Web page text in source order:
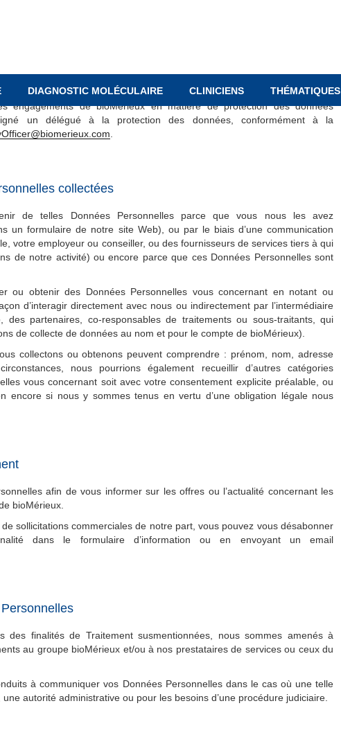
DIAGNOSTIC MOLÉCULAIRE CLINICIENS THÉMATIQUES
Personnelles de manière loyale et transparente. A cet égard, afin de
engagements de bioMérieux en matière de protection des données
un délégué à la protection des données, conformément à la
collectées
de telles Données Personnelles parce que vous nous les avez
un formulaire de notre site Web), ou par le biais d’une communication
votre employeur ou conseiller, ou des fournisseurs de services tiers à qui
de notre activité) ou encore parce que ces Données Personnelles sont
ou obtenir des Données Personnelles vous concernant en notant ou
d’interagir directement avec nous ou indirectement par l’intermédiaire
des partenaires, co-responsables de traitements ou sous-traitants, qui
de collecte de données au nom et pour le compte de bioMérieux).
collectons ou obtenons peuvent comprendre : prénom, nom, adresse
nous pourrions également recueillir d’autres catégories
vous concernant soit avec votre consentement explicite préalable, ou
encore si nous y sommes tenus en vertu d’une obligation légale nous
afin de vous informer sur les offres ou l’actualité concernant les
bioMérieux.
sollicitations commerciales de notre part, vous pouvez vous désabonner
dans le formulaire d’information ou en envoyant un email
des finalités de Traitement susmentionnées, nous sommes amenés à
au groupe bioMérieux et/ou à nos prestataires de services ou ceux du
à communiquer vos Données Personnelles dans le cas où une telle
autorité administrative ou pour les besoins d’une procédure judiciaire.